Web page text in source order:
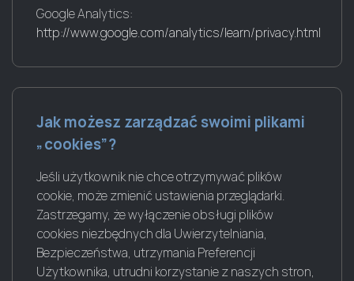
Google Analytics:
http://www.google.com/analytics/learn/privacy.html
Jak możesz zarządzać swoimi plikami
„cookies”?
Jeśli użytkownik nie chce otrzymywać plików
cookie, może zmienić ustawienia przeglądarki.
Zastrzegamy, że wyłączenie obsługi plików
cookies niezbędnych dla Uwierzytelniania,
Bezpieczeństwa, utrzymania Preferencji
Użytkownika, utrudni korzystanie z naszych stron,